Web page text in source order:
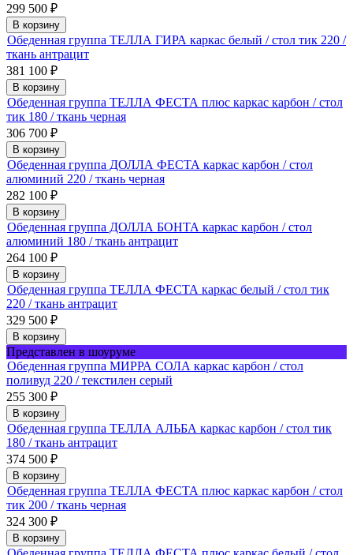
299 500 ₽
В корзину
Обеденная группа ТЕЛЛА ГИРА каркас белый / стол тик 220 /
ткань антрацит
381 100 ₽
В корзину
Обеденная группа ТЕЛЛА ФЕСТА плюс каркас карбон / стол
тик 180 / ткань черная
306 700 ₽
В корзину
Обеденная группа ДОЛЛА ФЕСТА каркас карбон / стол
алюминий 220 / ткань черная
282 100 ₽
В корзину
Обеденная группа ДОЛЛА БОНТА каркас карбон / стол
алюминий 180 / ткань антрацит
264 100 ₽
В корзину
Обеденная группа ТЕЛЛА ФЕСТА каркас белый / стол тик
220 / ткань антрацит
329 500 ₽
В корзину
Представлен в шоуруме
Обеденная группа МИРРА СОЛА каркас карбон / стол
поливуд 220 / текстилен серый
255 300 ₽
В корзину
Обеденная группа ТЕЛЛА АЛЬБА каркас карбон / стол тик
180 / ткань антрацит
374 500 ₽
В корзину
Обеденная группа ТЕЛЛА ФЕСТА плюс каркас карбон / стол
тик 200 / ткань черная
324 300 ₽
В корзину